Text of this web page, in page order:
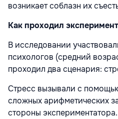
возникает соблазн их
Как проходил эксперимент
В исследовании
психологов (средний
проходил два сценария:
Стресс вызывали с
сложных арифметических
стороны